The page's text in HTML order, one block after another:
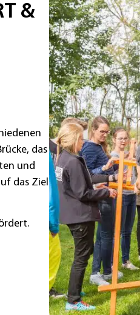
&
das
und
das Ziel